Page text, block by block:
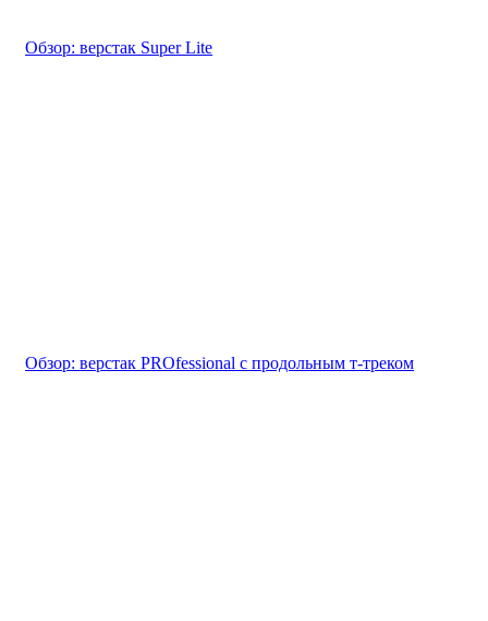
Обзор: верстак Super Lite
Обзор: верстак PROfessional с продольным т-треком